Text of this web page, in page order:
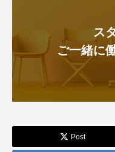
ス
ご一緒に
Post